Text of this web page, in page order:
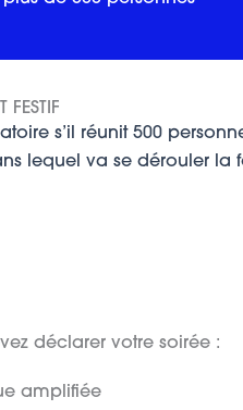
FESTIF
s’il réunit 500
lequel va se dérouler la
déclarer votre soirée :
amplifiée